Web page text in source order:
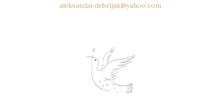
aleksandar.debeljak@yahoo.com